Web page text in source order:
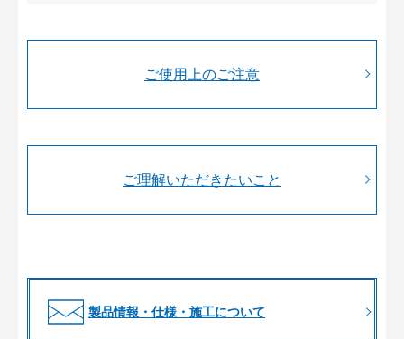
ご使用上のご注意
ご理解いただきたいこと
製品情報・仕様・施工について